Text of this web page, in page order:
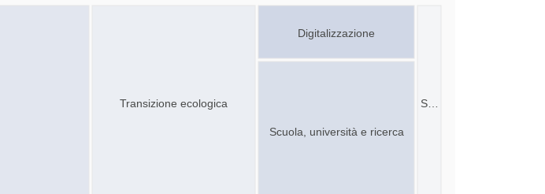
Digitalizzazione
Scuola, università e ricerca
Transizione ecologica S…